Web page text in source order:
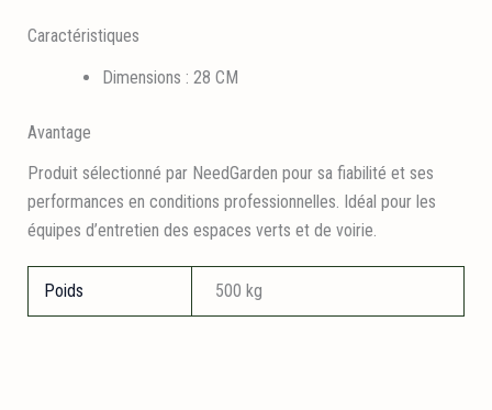
Caractéristiques
Dimensions : 28 CM
Avantage
Produit sélectionné par NeedGarden pour sa fiabilité et ses
performances en conditions professionnelles. Idéal pour les
équipes d’entretien des espaces verts et de voirie.
Poids 500 kg